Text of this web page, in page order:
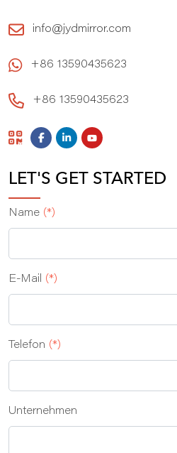
info@jydmirror.com
+86 13590435623
+86 13590435623
LET'S GET STARTED
Name (*)
E‑Mail (*)
Telefon (*)
Unternehmen